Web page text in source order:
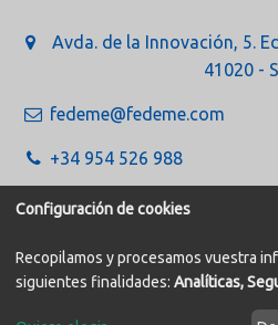
Avda. de la Innovación, 5.
41020 -
fedeme@fedeme.com
+34 954 526 988
Configuración de cookies
Recopilamos y procesamos vuestra
siguientes finalidades: Analíticas,